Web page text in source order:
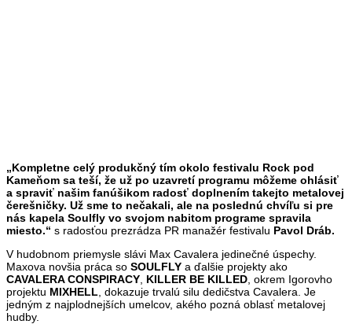
„Kompletne celý produkčný tím okolo festivalu Rock pod
Kameňom sa teší, že už po uzavretí programu môžeme ohlásiť
a spraviť našim fanúšikom radosť doplnením takejto metalovej
čerešničky. Už sme to nečakali, ale na poslednú chvíľu si pre
nás kapela Soulfly vo svojom nabitom programe spravila
miesto.“ s radosťou prezrádza PR manažér festivalu Pavol Dráb.
V hudobnom priemysle slávi Max Cavalera jedinečné úspechy.
Maxova novšia práca so SOULFLY a ďalšie projekty ako
CAVALERA CONSPIRACY KILLER BE KILLED , okrem Igorovho
projektu MIXHELL , dokazuje trvalú silu dedičstva Cavalera. Je
jedným z najplodnejších umelcov, akého pozná oblasť metalovej
hudby.